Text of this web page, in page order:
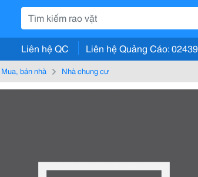
Liên hệ QC Liên hệ Quảng Cáo:
Mua, bán nhà Nhà chung cư